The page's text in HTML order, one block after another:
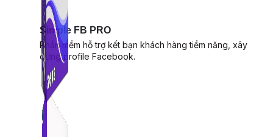
Simple FB PRO
Phần mềm hỗ trợ kết bạn khách hàng tiềm năng, xây
dựng profile Facebook.